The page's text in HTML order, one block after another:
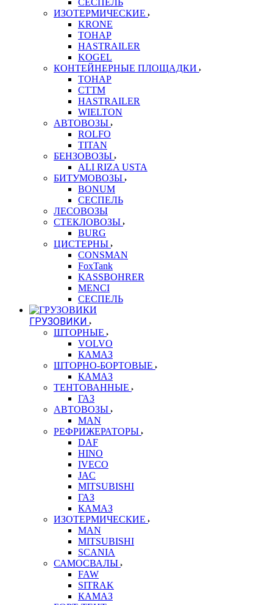
СЕСПЕЛЬ
ИЗОТЕРМИЧЕСКИЕ
KRONE
ТОНАР
HASTRAILER
KOGEL
КОНТЕЙНЕРНЫЕ ПЛОЩАДКИ
ТОНАР
CTTM
HASTRAILER
WIELTON
АВТОВОЗЫ
ROLFO
TITAN
БЕНЗОВОЗЫ
ALI RIZA USTA
БИТУМОВОЗЫ
BONUM
СЕСПЕЛЬ
ЛЕСОВОЗЫ
СТЕКЛОВОЗЫ
BURG
ЦИСТЕРНЫ
CONSMAN
FoxTank
KASSBOHRER
MENCI
СЕСПЕЛЬ
ГРУЗОВИКИ
ШТОРНЫЕ
VOLVO
КАМАЗ
ШТОРНО-БОРТОВЫЕ
КАМАЗ
ТЕНТОВАННЫЕ
ГАЗ
АВТОВОЗЫ
MAN
РЕФРИЖЕРАТОРЫ
DAF
HINO
IVECO
JAC
MITSUBISHI
ГАЗ
КАМАЗ
ИЗОТЕРМИЧЕСКИЕ
MAN
MITSUBISHI
SCANIA
САМОСВАЛЫ
FAW
SITRAK
КАМАЗ